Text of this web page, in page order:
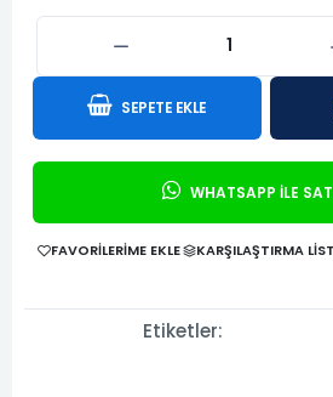
SEPETE EKLE
WHATSAPP İLE
FAVORILERIME EKLE KARŞILAŞTIRMA
Etiketler: